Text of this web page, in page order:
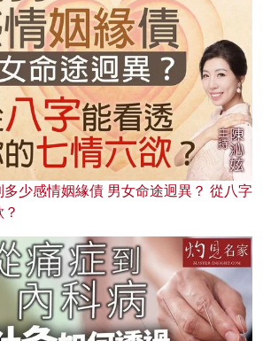
少感情姻緣債 男女命途迥異？ 從八字